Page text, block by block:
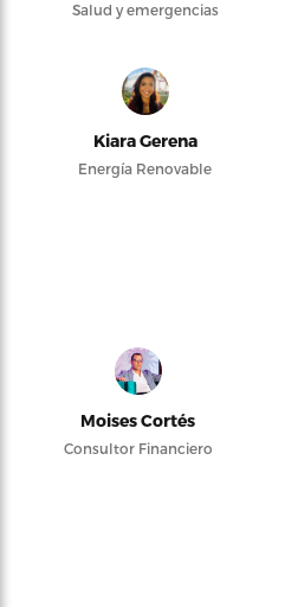
Salud y emergencias
Kiara Gerena
Energía Renovable
Moises Cortés
Consultor Financiero